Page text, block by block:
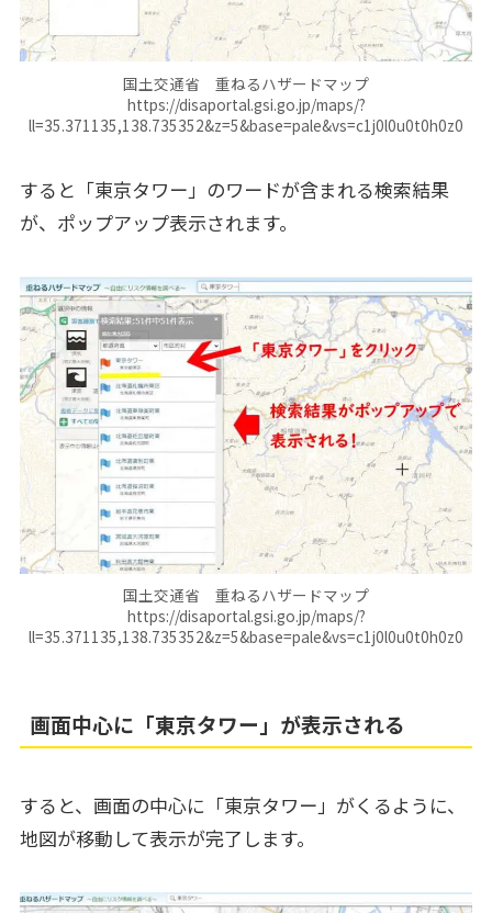
国土交通省 重ねるハザードマップ
https://disaportal.gsi.go.jp/maps/?
ll=35.371135,138.735352&z=5&base=pale&vs=c1j0l0u0t0h0z0
すると「東京タワー」のワードが含まれる検索結果
が、ポップアップ表示されます。
国土交通省 重ねるハザードマップ
https://disaportal.gsi.go.jp/maps/?
ll=35.371135,138.735352&z=5&base=pale&vs=c1j0l0u0t0h0z0
画面中心に「東京タワー」が表示される
すると、画面の中心に「東京タワー」がくるように、
地図が移動して表示が完了します。